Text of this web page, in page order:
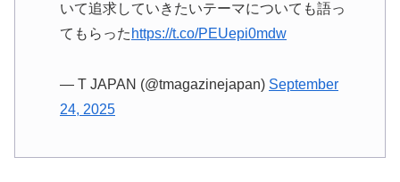
いて追求していきたいテーマについても語っ
てもらった https://t.co/PEUepi0mdw
— T JAPAN (@tmagazinejapan) September
24, 2025